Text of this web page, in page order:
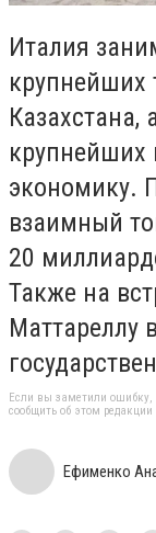
Италия
крупнейших
Казахстана,
крупнейших
экономику.
взаимный
20
Также на
Маттареллу
Если вы заметили ошибку,
сообщить об этом редакции
Ефименко